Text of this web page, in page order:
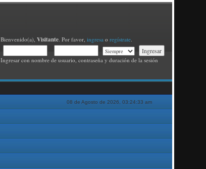
Bienvenido(a), Visitante. Por favor, ingresao regístrate.
Ingresar con nombre de usuario, contraseña y duración de la sesión
08 de Agosto de 2026, 03:24:33 am